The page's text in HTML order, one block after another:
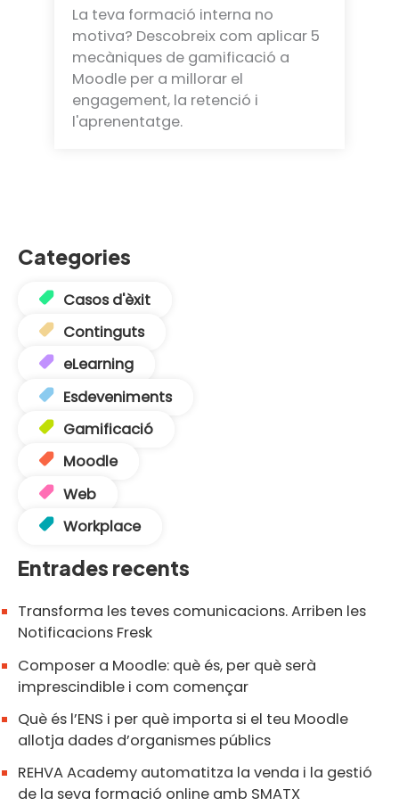
La teva formació interna no
motiva? Descobreix com aplicar 5
mecàniques de gamificació a
Moodle per a millorar el
engagement, la retenció i
l'aprenentatge.
Categories
Casos d'èxit
Continguts
eLearning
Esdeveniments
Gamificació
Moodle
Web
Workplace
Entrades recents
Transforma les teves comunicacions. Arriben les
Notificacions Fresk
Composer a Moodle: què és, per què serà
imprescindible i com començar
Què és l’ENS i per què importa si el teu Moodle
allotja dades d’organismes públics
REHVA Academy automatitza la venda i la gestió
de la seva formació online amb SMATX